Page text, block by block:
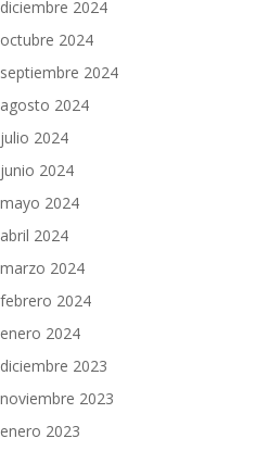
diciembre 2024
octubre 2024
septiembre 2024
agosto 2024
julio 2024
junio 2024
mayo 2024
abril 2024
marzo 2024
febrero 2024
enero 2024
diciembre 2023
noviembre 2023
enero 2023